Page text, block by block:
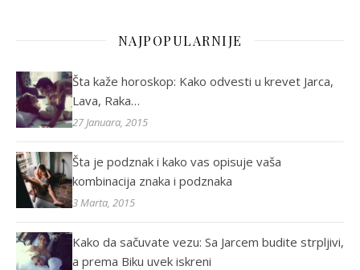
NAJPOPULARNIJE
Šta kaže horoskop: Kako odvesti u krevet Jarca,
Lava, Raka…
27 Januara, 2015
Šta je podznak i kako vas opisuje vaša
kombinacija znaka i podznaka
3 Marta, 2015
Kako da sačuvate vezu: Sa Jarcem budite strpljivi,
a prema Biku uvek iskreni